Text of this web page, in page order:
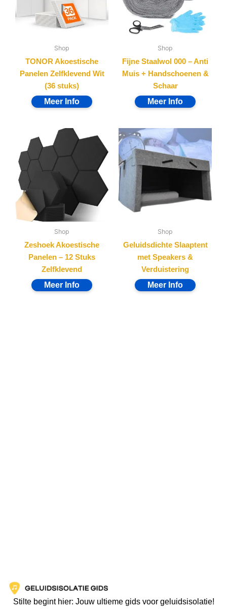
Shop
TONOR Akoestische
Panelen Zelfklevend Wit
(36 stuks)
Shop
Fijne Staalwol 000 – Anti
Muis + Handschoenen &
Schaar
Shop
Zeshoek Akoestische
Panelen – 12 Stuks
Zelfklevend
Shop
Geluidsdichte Slaaptent
met Speakers &
Verduistering
Stilte begint hier: Jouw ultieme gids voor geluidsisolatie!